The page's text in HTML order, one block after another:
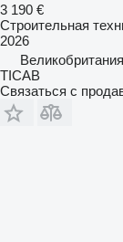
3 190 €
Строительная
2026
Великобритания
TICAB
Связаться с